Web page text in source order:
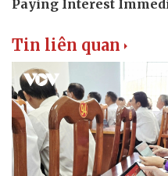
Tin liên quan